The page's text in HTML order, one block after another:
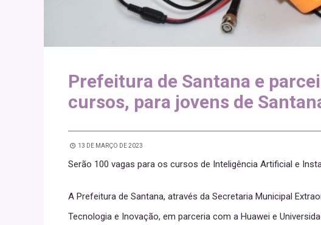
Prefeitura de Santana e
cursos, para jovens de
13 DE MARÇO DE 2023
Serão 100 vagas para os cursos de Inteligência Artificial e
A Prefeitura de Santana, através da Secretaria Municipal
Tecnologia e Inovação, em parceria com a Huawei e